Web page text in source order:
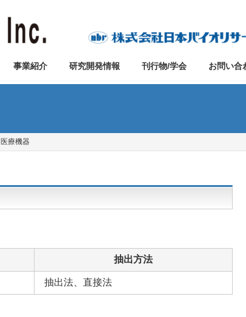
事業紹介 研究開発情報 刊行物/学会 お問い合
医療機器
抽出方法
抽出法、直接法